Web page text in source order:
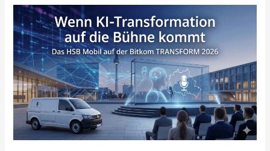
Wenn
KI-
Transformation
auf
die
Bühne
kommt:
Das
HSB
Mobil